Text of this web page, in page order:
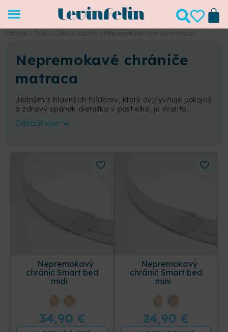
Nepremokavé chrániče
matraca
Jedným z hlavných faktorov, ktorý ovplyvňuje pokojný
a zdravý spánok dieťatka v postieľke, je kvalita
matraca. Jeho životnosť ovplyvňujú mnohé činitele,
ktoré netreba podceňovať. Ak sa o matrac staráte a
o matrac starať, je umiestniť naň
120 x 60 cm
. Chránič má
všité odolné a pružné
, ktoré umožňujú
jednoduchú aplikáciu na matrac, pričom sa z neho
Zobraziť viac
Nepremokavý
chránič Smart bed
midi
34,90 €
Nepremokavý
chránič Smart bed
mini
24,90 €